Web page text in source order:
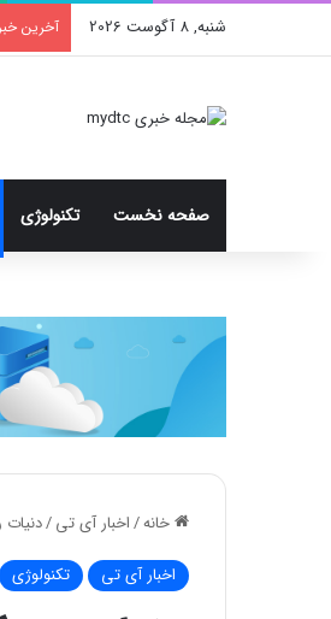
شنبه, 8 آگوست 2026 آخرین
صفحه نخست تکنولوژی
خانه/اخبار آی تی/دنیات
اخبار آی تی تکنولوژی